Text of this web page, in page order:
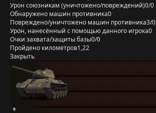
Урон союзникам (уничтожено/повреждений)0/0
Обнаружено машин противника0
Повреждено/уничтожено машин противника3/0
Урон, нанесённый с помощью данного игрока0
Очки захвата/защиты базы0/0
Пройдено километров1,22
Закрыть